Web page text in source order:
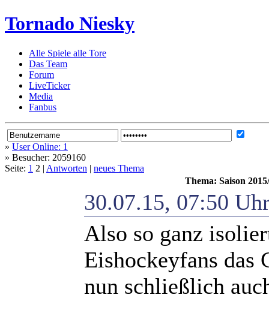
Tornado Niesky
Alle Spiele alle Tore
Das Team
Forum
LiveTicker
Media
Fanbus
» User Online: 1
» Besucher: 2059160
Seite: 1 2 | Antworten | neues Thema
Thema: Saison
30.07.15, 07:50
Also so ganz
Eishockeyfans das
nun schließlich